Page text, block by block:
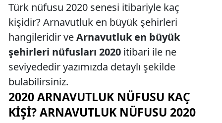
Türk nüfusu 2020 senesi itibariyle kaç
kişidir? Arnavutluk en büyük şehirleri
hangileridir veArnavutluk en büyük
şehirleri nüfusları 2020 itibari ile ne
seviyededir yazımızda detaylı şekilde
bulabilirsiniz.
2020 ARNAVUTLUK NÜFUSU KAÇ
KIŞI? ARNAVUTLUK NÜFUSU 2020